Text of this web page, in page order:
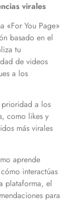
virales
«For You Page»
basado en el
tu
de videos
a los
a los
como likes y
más virales
aprende
interactúas
plataforma, el
para